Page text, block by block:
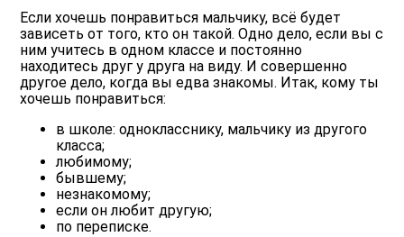
Если хочешь понравиться мальчику, всё будет
зависеть от того, кто он такой. Одно дело, если вы с
ним учитесь в одном классе и постоянно
находитесь друг у друга на виду. И совершенно
другое дело, когда вы едва знакомы. Итак, кому ты
хочешь понравиться:
в школе: однокласснику, мальчику из другого
класса;
любимому;
бывшему;
незнакомому;
если он любит другую;
по переписке.